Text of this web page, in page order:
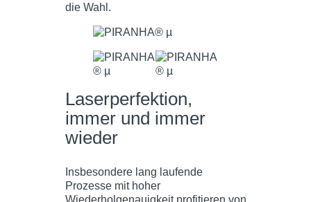
die Wahl.
Laserperfektion,
immer und immer
wieder
Insbesondere lang laufende
Prozesse mit hoher
Wiederholgenauigkeit profitieren von